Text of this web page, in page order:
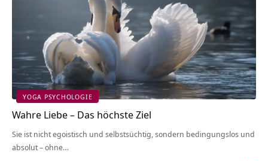
YOGA PSYCHOLOGIE
Wahre Liebe – Das höchste Ziel
Sie ist nicht egoistisch und selbstsüchtig, sondern bedingungslos und
absolut – ohne…